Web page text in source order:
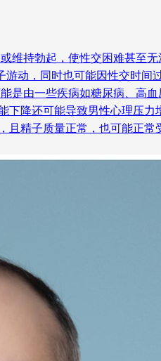
持勃起，使性交困难甚至
动，同时也可能因性交时
由一些疾病如糖尿病、高
降还可能导致男性心理压
精子质量正常，也可能正